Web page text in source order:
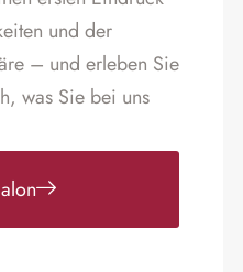
und der
– und erleben Sie
was Sie bei uns